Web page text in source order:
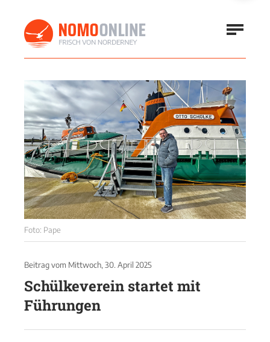
Foto: Pape
Beitrag vom Mittwoch, 30. April 2025
Schülkeverein startet mit
Führungen